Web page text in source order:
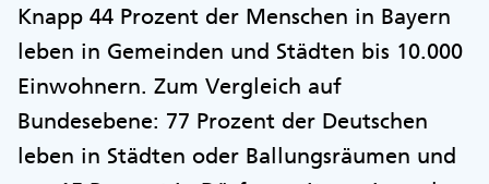
Knapp 44 Prozent der Menschen in Bayern
leben in Gemeinden und Städten bis 10.000
Einwohnern. Zum Vergleich auf
Bundesebene: 77 Prozent der Deutschen
leben in Städten oder Ballungsräumen und